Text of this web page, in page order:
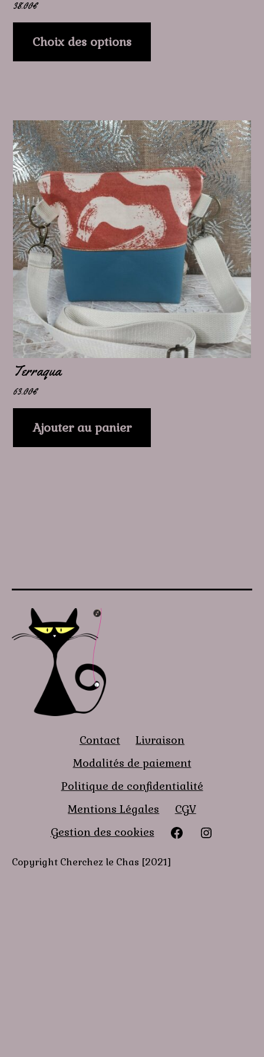
38.00€
Choix des options
produit
Terraqua
63.00€
Ajouter au panier
Contact
Livraison
Modalités de paiement
Politique de confidentialité
Mentions Légales
CGV
Gestion des cookies
Facebook
Copyright Cherchez le Chas [2021]